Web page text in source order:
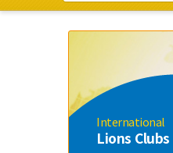
International
Lions Clubs